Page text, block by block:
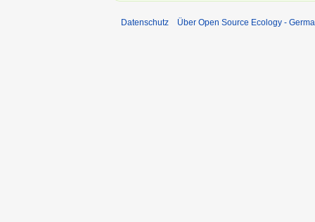
Datenschutz Über Open Source Ecology -